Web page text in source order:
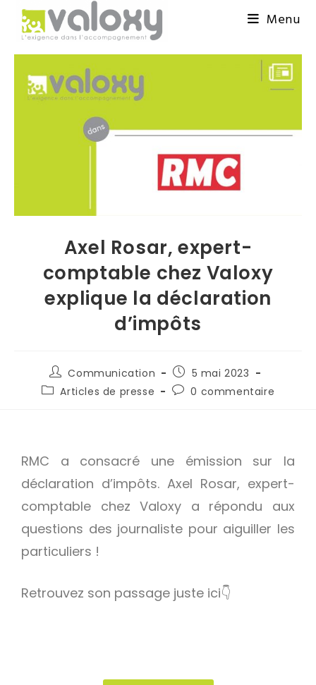
Menu
Axel Rosar, expert-
comptable chez Valoxy
explique la déclaration
d’impôts
Communication
5 mai 2023
Articles de presse
0 commentaire
RMC a consacré une émission sur la
déclaration d’impôts. Axel Rosar, expert-
comptable chez Valoxy a répondu aux
questions des journaliste pour aiguiller les
particuliers !
Retrouvez son passage juste ici👇